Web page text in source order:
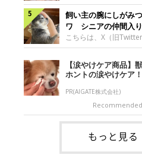
された一枚です。この
族と一緒におもちゃで
くさん遊んで疲れたの
めたそうです。眠るな
@Pkndg_
表情を見せる小次郎く
影）。@mika_Jimmy紹
Twitter）ユーザー
犬・小次郎くん（撮影
は、飼い主さんの妹さ
日、飼い主さんは実家
中、妹さんと公園で待ち
野犬の保護子犬。あれ
だったことを一つひと
り添う姿を見せていま
ージの隅で不安そうに
アちゃん。
のは、X（旧Twitter）ユ
@nemonemotosさん
ゃん（撮影当時、生後
主さんが「#最初に撮っ
稿した写真には、ケー
表情を浮かべるシルビ
ていました。こちらは
飼い主の腕にしがみ
ワ シニアの仲間入
やかな暮らしが続い
こちらは、X（旧
kotubusuke617さんが
っているのは、愛犬で
（本名：こつぶちゃん
の腕にしがみつくつぶ
才）＠kotubusuke617
ついて伺うと、飼い主
れました。飼い主さん
とです。私がソファに
上にのってきたので、
テレビを見ていたので
いので気になって見て
【涙やけケア商品】
ホントの涙やけケア！
PR(AIGATE株式会社)
もっと見る